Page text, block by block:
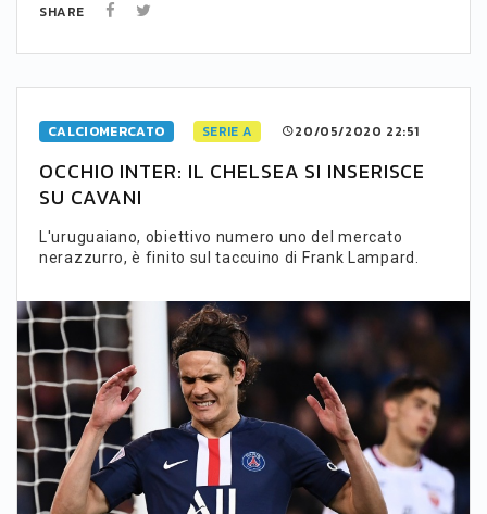
SHARE
CALCIOMERCATO SERIE A 20/05/2020 22:51
OCCHIO INTER: IL CHELSEA SI INSERISCE
SU CAVANI
L'uruguaiano, obiettivo numero uno del mercato
nerazzurro, è finito sul taccuino di Frank Lampard.